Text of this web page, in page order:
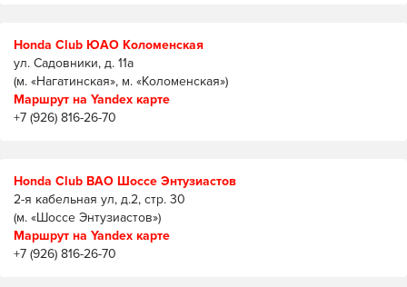
Honda Club ЮАО Коломенская
ул. Садовники, д. 11а
(м. «Нагатинская», м. «Коломенская»)
Маршрут на Yandex карте
+7 (926) 816-26-70
Honda Club ВАО Шоссе Энтузиастов
2-я кабельная ул, д.2, стр. 30
(м. «Шоссе Энтузиастов»)
Маршрут на Yandex карте
+7 (926) 816-26-70